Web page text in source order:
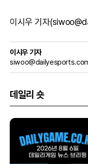
이시우 기자
이시우 기자
데일리 숏